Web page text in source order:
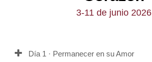
3-11 de junio 2026
Día 1 · Permanecer en su Amor